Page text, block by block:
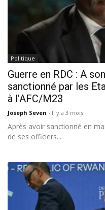
Politique
Guerre en RDC : A
sanctionné par les
à l’AFC/M23
Joseph Seven - Il y a 3 mois
Après avoir sanctionné en
de ses officiers...